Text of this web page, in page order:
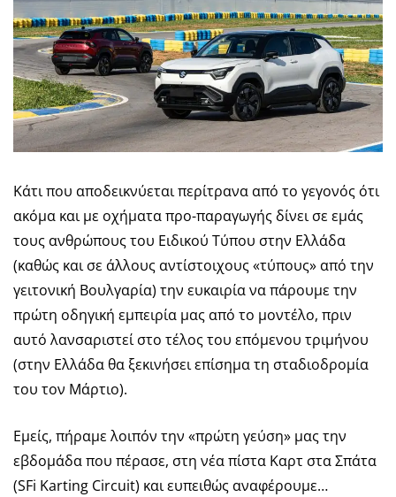
Κάτι που αποδεικνύεται περίτρανα από το γεγονός ότι
ακόμα και με οχήματα προ-παραγωγής δίνει σε εμάς
τους ανθρώπους του Ειδικού Τύπου στην Ελλάδα
(καθώς και σε άλλους αντίστοιχους «τύπους» από την
γειτονική Βουλγαρία) την ευκαιρία να πάρουμε την
πρώτη οδηγική εμπειρία μας από το μοντέλο, πριν
αυτό λανσαριστεί στο τέλος του επόμενου τριμήνου
(στην Ελλάδα θα ξεκινήσει επίσημα τη σταδιοδρομία
του τον Μάρτιο).
Εμείς, πήραμε λοιπόν την «πρώτη γεύση» μας την
εβδομάδα που πέρασε, στη νέα πίστα Καρτ στα Σπάτα
(SFi Karting Circuit) και ευπειθώς αναφέρουμε…